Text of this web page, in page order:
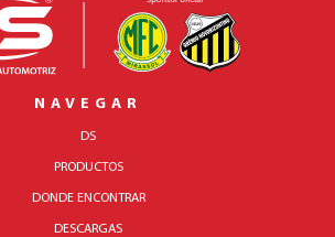
NAVEGAR
DS
PRODUCTOS
DONDE ENCONTRAR
DESCARGAS